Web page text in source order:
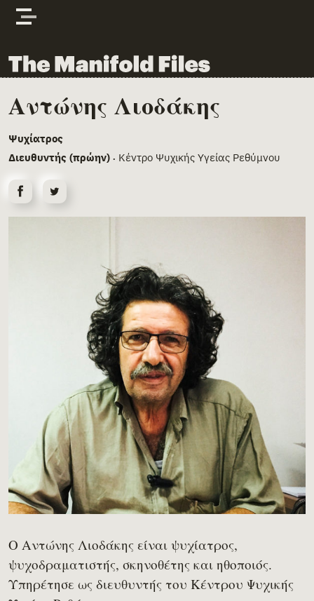
Skip to content
The Manifold Files
Main Page Content
Αντώνης Λιοδάκης
Ψυχίατρος
Διευθυντής (πρώην) • Κέντρο Ψυχικής Υγείας Ρεθύμνου
Ο Αντώνης Λιοδάκης είναι ψυχίατρος,
ψυχοδραματιστής, σκηνοθέτης και ηθοποιός.
Υπηρέτησε ως διευθυντής του Κέντρου Ψυχικής